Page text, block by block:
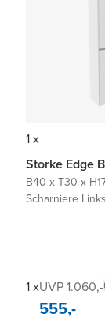
1 x
Storke Edge
B40 x T30 x
Scharniere
1 xUVP 1.060,-
555,-